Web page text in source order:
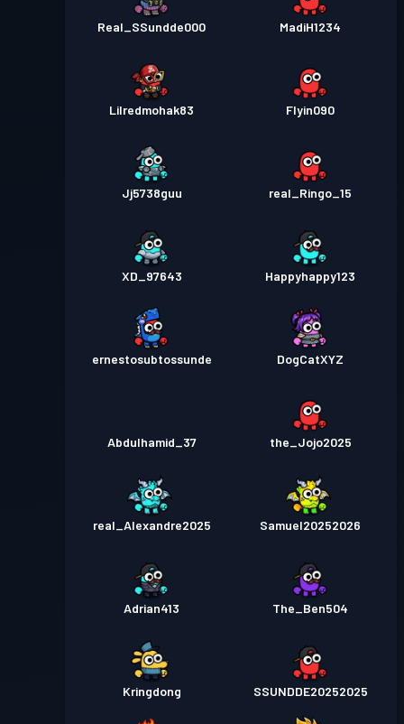
Real_SSundde000 MadiH1234
Lilredmohak83 Flyin090
Jj5738guu real_Ringo_15
XD_97643 Happyhappy123
ernestosubtossunde DogCatXYZ
Abdulhamid_37 the_Jojo2025
real_Alexandre2025 Samuel20252026
Adrian413 The_Ben504
Kringdong SSUNDDE20252025